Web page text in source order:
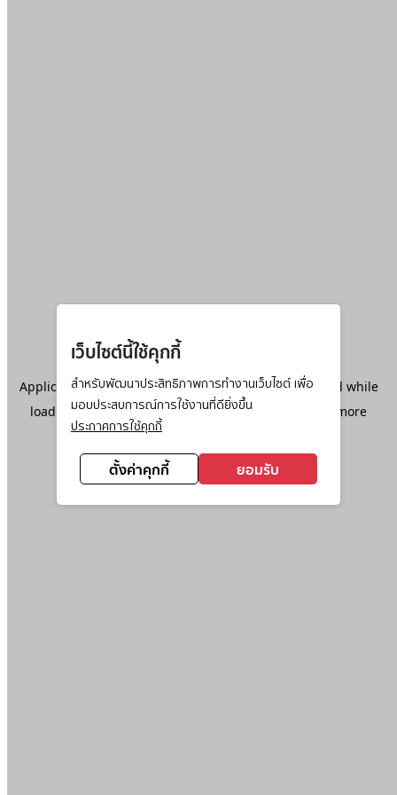
เว็บไซต์นี้ใช้คุกกี้
สำหรับพัฒนาประสิทธิภาพการทำงานเว็บไซต์ เพื่อ
มอบประสบการณ์การใช้งานที่ดียิ่งขึ้น
ประกาศการใช้คุกกี้
ตั้งค่าคุกกี้ ยอมรับ
Application error: aclient-side exception has occurred while
loadingwww.ktc.co.th(see the browser console
for more
information).